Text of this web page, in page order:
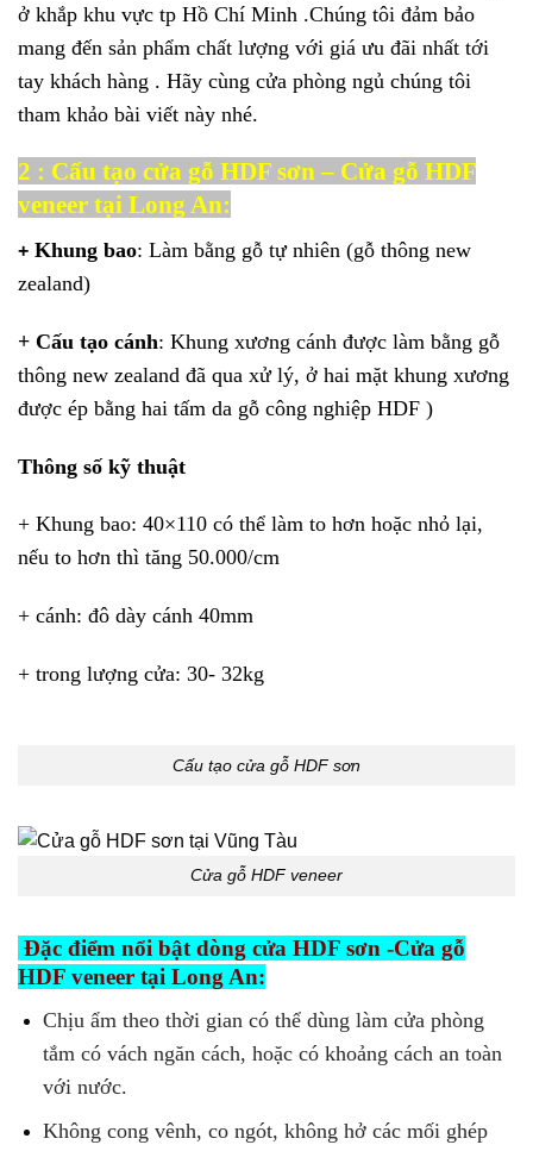
ở khắp khu vực tp Hồ Chí Minh .Chúng tôi đảm bảo
mang đến sản phẩm chất lượng với giá ưu đãi nhất tới
tay khách hàng . Hãy cùng cửa phòng ngủ chúng tôi
tham khảo bài viết này nhé.
2 : Cấu tạo cửa gỗ HDF sơn – Cửa gỗ HDF
veneer tại Long An:
+ Khung bao: Làm bằng gỗ tự nhiên (gỗ thông new
zealand)
+ Cấu tạo cánh: Khung xương cánh được làm bằng gỗ
thông new zealand đã qua xử lý, ở hai mặt khung xương
được ép bằng hai tấm da gỗ công nghiệp HDF )
Thông số kỹ thuật
+ Khung bao: 40×110 có thể làm to hơn hoặc nhỏ lại,
nếu to hơn thì tăng 50.000/cm
+ cánh: đô dày cánh 40mm
+ trong lượng cửa: 30- 32kg
Cấu tạo cửa gỗ HDF sơn
Cửa gỗ HDF veneer
Đặc điểm nổi bật dòng cửa HDF sơn -Cửa gỗ
HDF veneer tại Long An:
Chịu ẩm theo thời gian có thể dùng làm cửa phòng
tắm có vách ngăn cách, hoặc có khoảng cách an toàn
với nước.
Không cong vênh, co ngót, không hở các mối ghép